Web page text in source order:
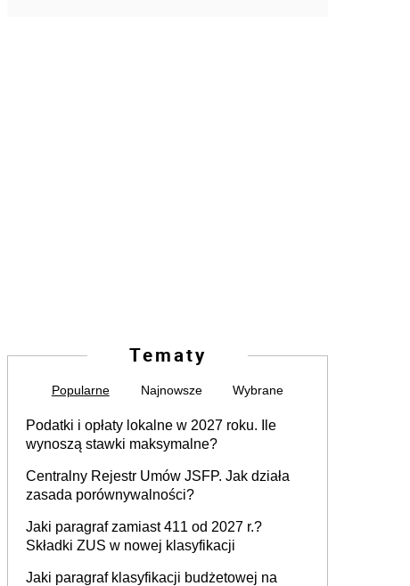
Tematy
Popularne Najnowsze Wybrane
Podatki i opłaty lokalne w 2027 roku. Ile
wynoszą stawki maksymalne?
Centralny Rejestr Umów JSFP. Jak działa
zasada porównywalności?
Jaki paragraf zamiast 411 od 2027 r.?
Składki ZUS w nowej klasyfikacji
Jaki paragraf klasyfikacji budżetowej na